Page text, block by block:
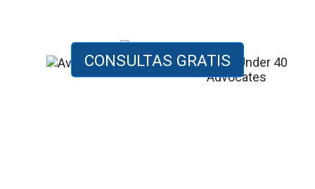
CONSULTAS GRATIS